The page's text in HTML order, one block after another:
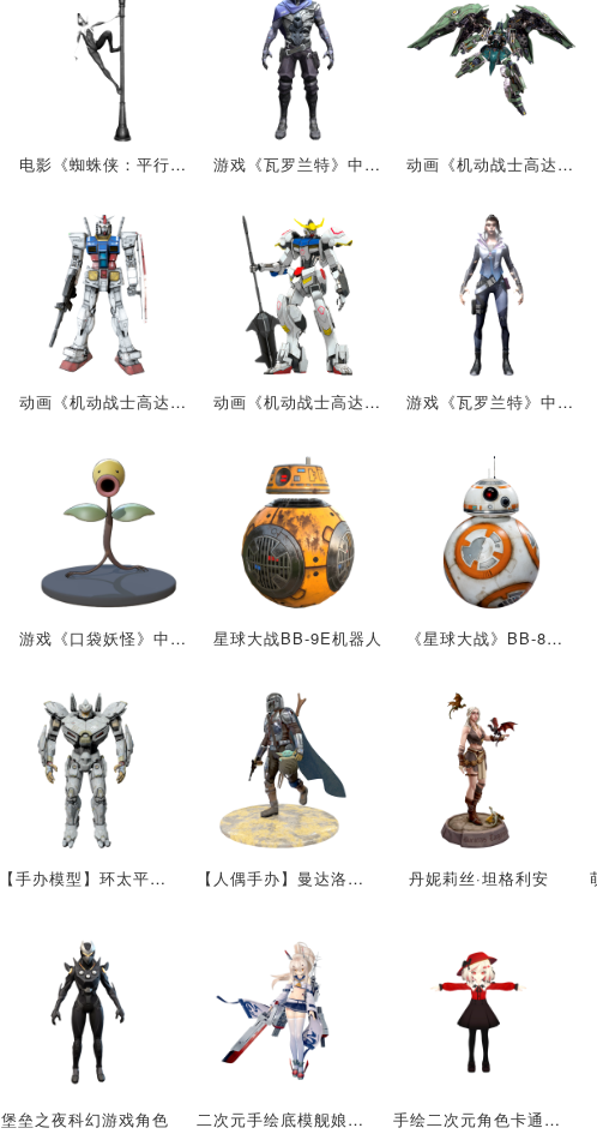
电影《蜘蛛侠：平行宇宙》中的角色：格温·史黛西 游戏《瓦罗兰特》中的角色：幽影 动画《机动战士高达系列》中的机甲：NZ-666 刹帝利(战损)
动画《机动战士高达系列》中的机甲：RX-78 动画《机动战士高达系列》中的机甲：ASW-G-08 巴巴托斯 游戏《瓦罗兰特》中的角色：黑梦
游戏《口袋妖怪》中的角色 喇叭芽 星球大战BB-9E机器人 《星球大战》BB-8机器人
【手办模型】环太平洋机甲尤里卡突袭者 【人偶手办】曼达洛人和尤达宝宝 丹妮莉丝·坦格利安
堡垒之夜科幻游戏角色 二次元手绘底模舰娘角色 手绘二次元角色卡通少女3D模型